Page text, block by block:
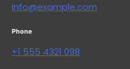
info@example.com
Phone
+1 555 4321 098